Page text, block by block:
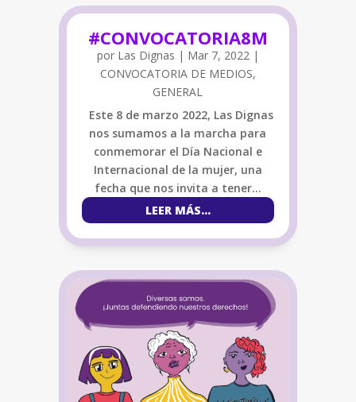
#CONVOCATORIA8M
por Las Dignas | Mar 7, 2022|
CONVOCATORIA DE MEDIOS,
GENERAL
Este 8 de marzo 2022, Las Dignas
nos sumamos a la marcha para
conmemorar el Día Nacional e
Internacional de la mujer, una
fecha que nos invita a tener…
LEER MÁS…